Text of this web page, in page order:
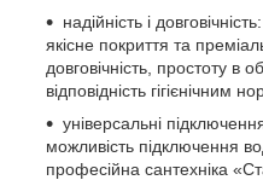
надійність і
якісне покриття та
довговічність, простоту в
відповідність гігієнічним
універсальні
можливість підключення
професійна сантехніка